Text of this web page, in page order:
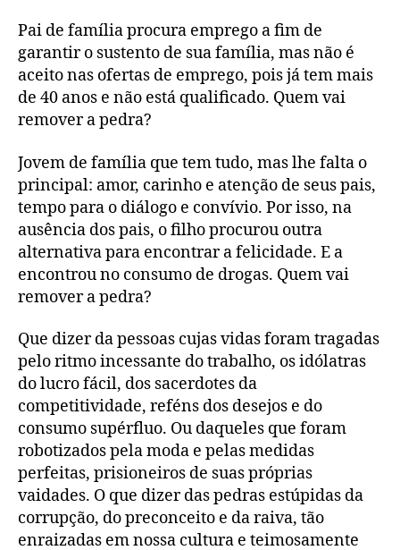
Pai de família procura emprego a fim de
garantir o sustento de sua família, mas não é
aceito nas ofertas de emprego, pois já tem mais
de 40 anos e não está qualificado. Quem vai
remover a pedra?
Jovem de família que tem tudo, mas lhe falta o
principal: amor, carinho e atenção de seus pais,
tempo para o diálogo e convívio. Por isso, na
ausência dos pais, o filho procurou outra
alternativa para encontrar a felicidade. E a
encontrou no consumo de drogas. Quem vai
remover a pedra?
Que dizer da pessoas cujas vidas foram tragadas
pelo ritmo incessante do trabalho, os idólatras
do lucro fácil, dos sacerdotes da
competitividade, reféns dos desejos e do
consumo supérfluo. Ou daqueles que foram
robotizados pela moda e pelas medidas
perfeitas, prisioneiros de suas próprias
vaidades. O que dizer das pedras estúpidas da
corrupção, do preconceito e da raiva, tão
enraizadas em nossa cultura e teimosamente